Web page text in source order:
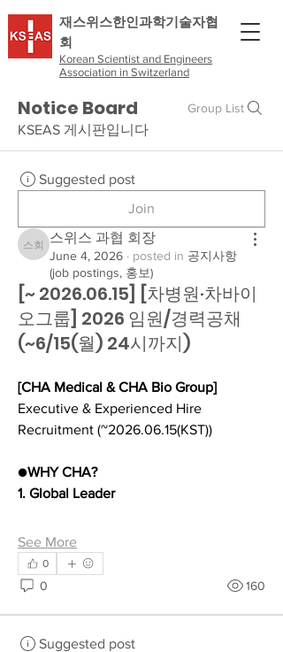
​재스위스한인과학기술자협
회
Korean Scientist and Engineers
Association in Switzerland
Notice Board Group List
KSEAS 게시판입니다
Suggested post
Join
스위스 과협 회장
스위스 과협 회장
June 4, 2026 · posted in 공지사항
(job postings, 홍보)
[~ 2026.06.15] [차병원·차바이
오그룹] 2026 임원/경력공채
(~6/15(월) 24시까지)
[CHA Medical & CHA Bio Group]
Executive & Experienced Hire
Recruitment (~2026.06.15(KST))
●WHY CHA?
1. Global Leader
See More
0
0 160
Suggested post